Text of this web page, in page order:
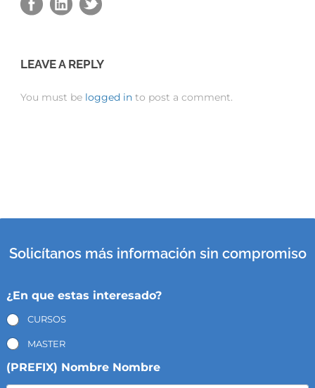
LEAVE A REPLY
You must be logged in to post a comment.
Solicítanos más información sin compromiso
¿En que estas interesado?
CURSOS
MASTER
(PREFIX) Nombre Nombre